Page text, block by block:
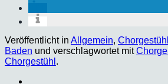
Veröffentlicht in Allgemein, Chorgestühl
Baden und verschlagwortet mit
Chorgestühl .